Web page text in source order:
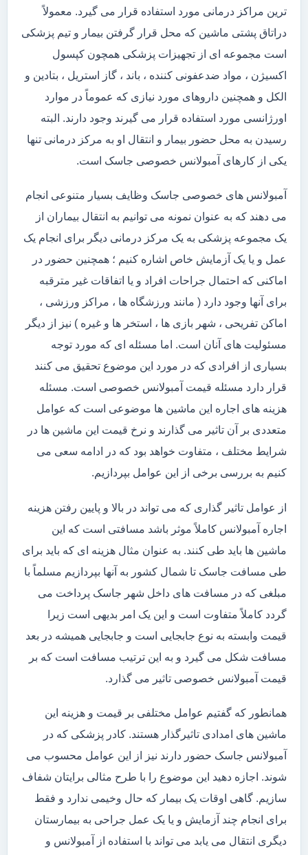
ترین مراکز درمانی مورد استفاده قرار می گیرد. معمولاً
دراتاق پشتی ماشین که محل قرار گرفتن بیمار و تیم پزشکی
است مجموعه ای از تجهیزات پزشکی همچون کپسول
اکسیژن ، مواد ضدعفونی کننده ، باند ، گاز استریل ، بتادین و
الکل و همچنین داروهای مورد نیازی که عموماً در موارد
اورژانسی مورد استفاده قرار می گیرند وجود دارند. البته
رسیدن به محل حضور بیمار و انتقال او به مرکز درمانی تنها
یکی از کارهای آمبولانس خصوصی جاسک است.
آمبولانس های خصوصی جاسک وظایف بسیار متنوعی انجام
می دهند که به عنوان نمونه می توانیم به انتقال بیماران از
یک مجموعه پزشکی به یک مرکز درمانی دیگر برای انجام یک
عمل و یا یک آزمایش خاص اشاره کنیم ؛ همچنین حضور در
اماکنی که احتمال جراحات افراد و یا اتفاقات غیر مترقبه
برای آنها وجود دارد ( مانند ورزشگاه ها ، مراکز ورزشی ،
اماکن تفریحی ، شهر بازی ها ، استخر ها و غیره ) نیز از دیگر
مسئولیت های آنان است. اما مسئله ای که مورد توجه
بسیاری از افرادی که در مورد این موضوع تحقیق می کنند
قرار دارد مسئله قیمت آمبولانس خصوصی است. مسئله
هزینه های اجاره این ماشین ها موضوعی است که عوامل
متعددی بر آن تاثیر می گذارند و نرخ قیمت این ماشین ها در
شرایط مختلف ، متفاوت خواهد بود که در ادامه سعی می
کنیم به بررسی برخی از این عوامل بپردازیم.
از عوامل تاثیر گذاری که می تواند در بالا و پایین رفتن هزینه
اجاره آمبولانس کاملاً موثر باشد مسافتی است که این
ماشین ها باید طی کنند. به عنوان مثال هزینه ای که باید برای
طی مسافت جاسک تا شمال کشور به آنها بپردازیم مسلماً با
مبلغی که در مسافت های داخل شهر جاسک پرداخت می
گردد کاملاً متفاوت است و این یک امر بدیهی است زیرا
قیمت وابسته به نوع جابجایی است و جابجایی همیشه در بعد
مسافت شکل می گیرد و به این ترتیب مسافت است که بر
قیمت آمبولانس خصوصی تاثیر می گذارد.
همانطور که گفتیم عوامل مختلفی بر قیمت و هزینه این
ماشین های امدادی تاثیرگذار هستند. کادر پزشکی که در
آمبولانس جاسک حضور دارند نیز از این عوامل محسوب می
شوند. اجازه دهید این موضوع را با طرح مثالی برایتان شفاف
سازیم. گاهی اوقات یک بیمار که حال وخیمی ندارد و فقط
برای انجام چند آزمایش و یا یک عمل جراحی به بیمارستان
دیگری انتقال می یابد می تواند با استفاده از آمبولانس و